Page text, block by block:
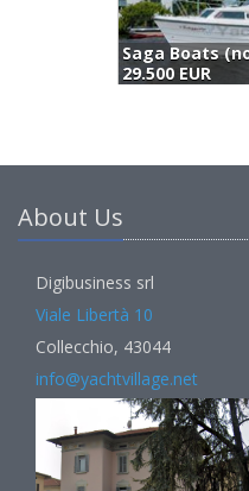
29.500 EUR
About Us
Digibusiness srl
Viale Libertà 10
Collecchio, 43044
info@yachtvillage.net